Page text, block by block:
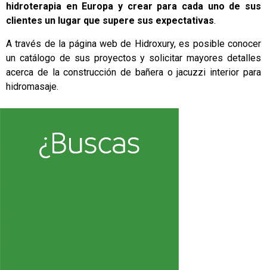
hidroterapia en Europa y crear para cada uno de sus
clientes un lugar que supere sus expectativas.
A través de la página web de Hidroxury, es posible conocer
un catálogo de sus proyectos y solicitar mayores detalles
acerca de la construcción de bañera o jacuzzi interior para
hidromasaje.